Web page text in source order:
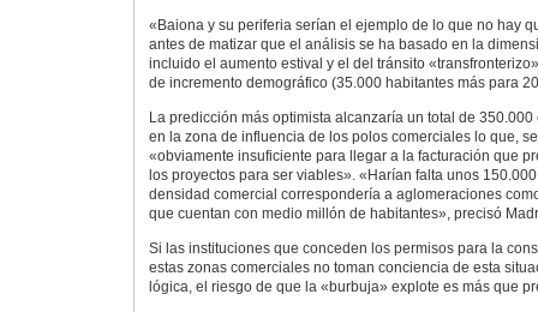
«Baiona y su periferia serían el ejemplo de lo que no hay
antes de matizar que el análisis se ha basado en la
incluido el aumento estival y el del tránsito
de incremento demográfico (35.000 habitantes más para
La predicción más optimista alcanzaría un total de
en la zona de influencia de los polos comerciales lo que,
«obviamente insuficiente para llegar a la facturación que
los proyectos para ser viables». «Harían falta unos
densidad comercial correspondería a aglomeraciones
que cuentan con medio millón de habitantes», precisó
Si las instituciones que conceden los permisos para la
estas zonas comerciales no toman conciencia de esta
lógica, el riesgo de que la «burbuja» explote es más que